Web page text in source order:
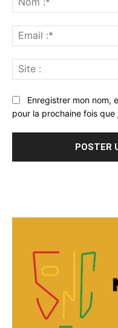
Enregistrer mon nom,
pour la prochaine fois que